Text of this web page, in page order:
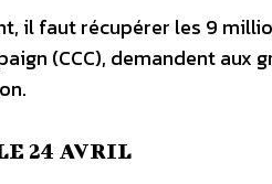
il faut récupérer les 9
(CCC), demandent aux
24 AVRIL